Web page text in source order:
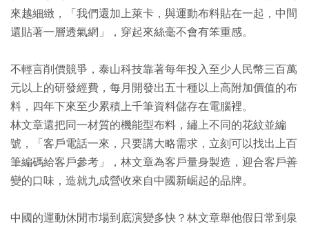
來越細緻，「我們還加上萊卡，與運動布料貼在一起，中間
還貼著一層透氣網」，穿起來絲毫不會有笨重感。
不輕言削價競爭，泰山科技靠著每年投入至少人民幣三百萬
元以上的研發經費，每月開發出五十種以上高附加價值的布
料，四年下來至少累積上千筆資料儲存在電腦裡。
林文章還把同一材質的機能型布料，繡上不同的花紋並編
號，「客戶電話一來，只要講大略需求，立刻可以找出上百
筆編碼給客戶參考」，林文章為客戶量身製造，迎合客戶善
變的口味，造就九成營收來自中國新崛起的品牌。
中國的運動休閒市場到底演變多快？林文章舉他假日常到泉